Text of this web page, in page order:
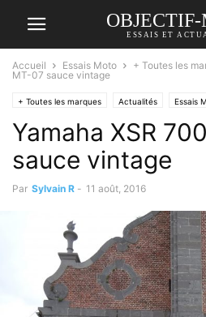
ESSAIS ET
Accueil Essais Moto + Toutes les
MT-07 sauce vintage
+ Toutes les marques Actualités Essais
Yamaha XSR
sauce vintage
Par Sylvain R - 11 août, 2016